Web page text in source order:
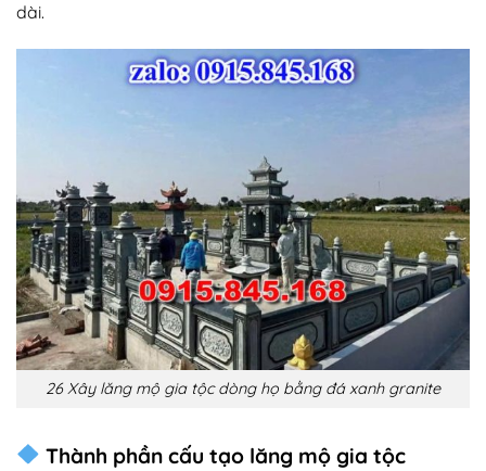
dài.
26 Xây lăng mộ gia tộc dòng họ bằng đá xanh granite
Thành phần cấu tạo lăng mộ gia tộc